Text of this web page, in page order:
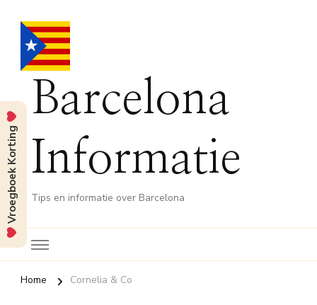
Barcelona
Informatie
Tips en informatie over Barcelona
Home Cornelia & Co
Vroegboek Korting